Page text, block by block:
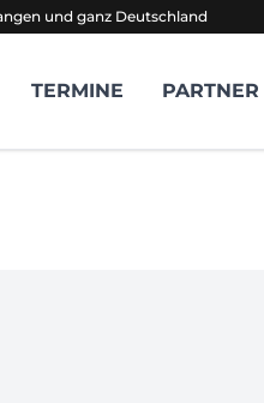
und ganz Deutschland
TERMINE PARTNER